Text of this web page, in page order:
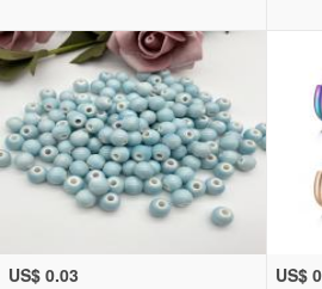
US$ 0.03 US$